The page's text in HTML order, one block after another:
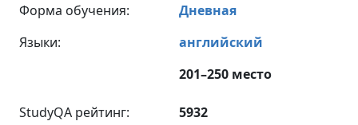
Форма обучения:
Дневная
Языки:
английский
201–250 место
StudyQA рейтинг: 5932